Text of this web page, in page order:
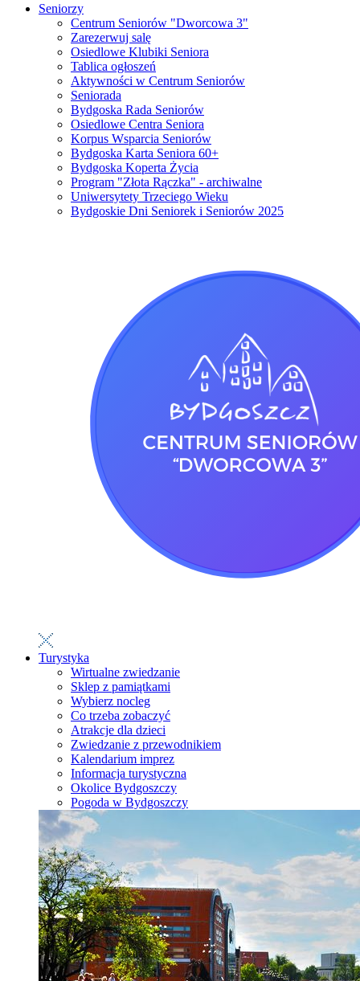
Seniorzy
Centrum Seniorów "Dworcowa 3"
Zarezerwuj salę
Osiedlowe Klubiki Seniora
Tablica ogłoszeń
Aktywności w Centrum Seniorów
Seniorada
Bydgoska Rada Seniorów
Osiedlowe Centra Seniora
Korpus Wsparcia Seniorów
Bydgoska Karta Seniora 60+
Bydgoska Koperta Życia
Program "Złota Rączka" - archiwalne
Uniwersytety Trzeciego Wieku
Bydgoskie Dni Seniorek i Seniorów 2025
Turystyka
Wirtualne zwiedzanie
Sklep z pamiątkami
Wybierz nocleg
Co trzeba zobaczyć
Atrakcje dla dzieci
Zwiedzanie z przewodnikiem
Kalendarium imprez
Informacja turystyczna
Okolice Bydgoszczy
Pogoda w Bydgoszczy